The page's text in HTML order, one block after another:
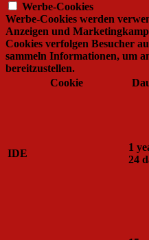
Werbe-Cookies
Werbe-Cookies werden
Anzeigen und
Cookies verfolgen Besucher
sammeln Informationen, um
bereitzustellen.
Cookie
IDE
1
24